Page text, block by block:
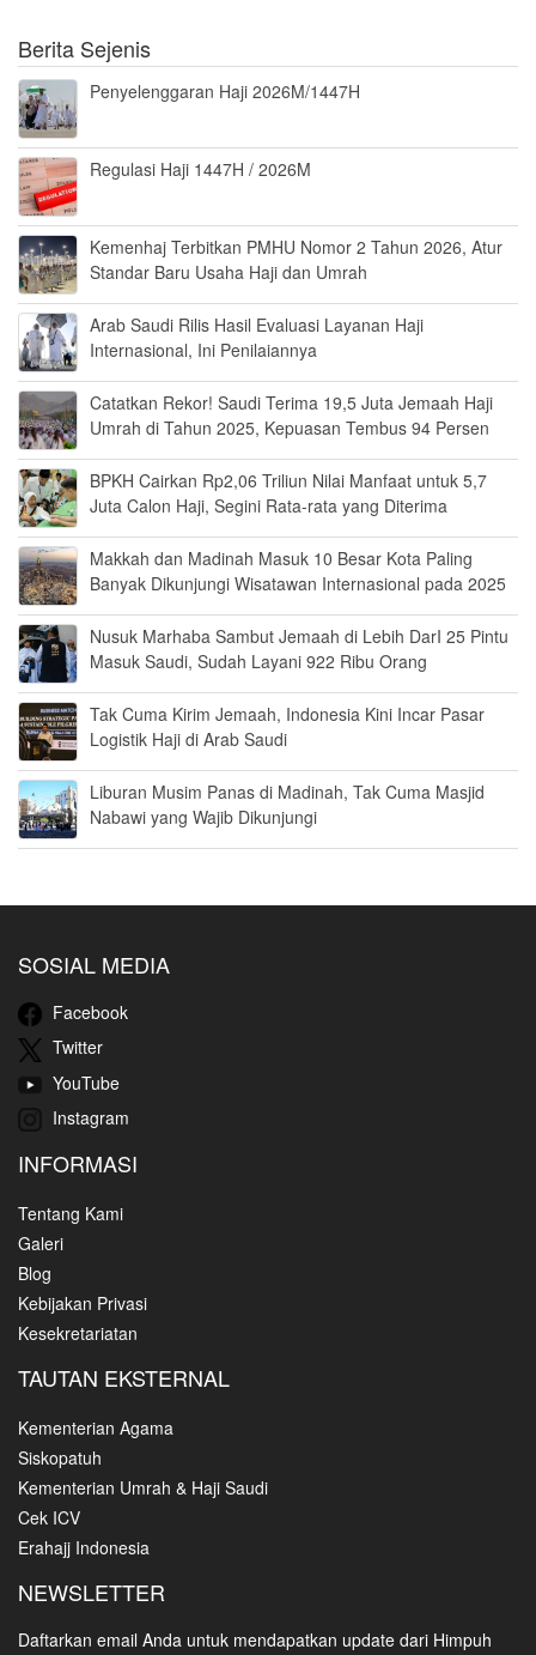
Berita Sejenis
Penyelenggaran Haji 2026M/1447H
Regulasi Haji 1447H / 2026M
Kemenhaj Terbitkan PMHU Nomor 2 Tahun 2026, Atur
Standar Baru Usaha Haji dan Umrah
Arab Saudi Rilis Hasil Evaluasi Layanan Haji
Internasional, Ini Penilaiannya
Catatkan Rekor! Saudi Terima 19,5 Juta Jemaah Haji
Umrah di Tahun 2025, Kepuasan Tembus 94 Persen
BPKH Cairkan Rp2,06 Triliun Nilai Manfaat untuk 5,7
Juta Calon Haji, Segini Rata-rata yang Diterima
Makkah dan Madinah Masuk 10 Besar Kota Paling
Banyak Dikunjungi Wisatawan Internasional pada 2025
Nusuk Marhaba Sambut Jemaah di Lebih DarI 25 Pintu
Masuk Saudi, Sudah Layani 922 Ribu Orang
Tak Cuma Kirim Jemaah, Indonesia Kini Incar Pasar
Logistik Haji di Arab Saudi
Liburan Musim Panas di Madinah, Tak Cuma Masjid
Nabawi yang Wajib Dikunjungi
SOSIAL MEDIA
Facebook
Twitter
YouTube
Instagram
INFORMASI
Tentang Kami
Galeri
Blog
Kebijakan Privasi
Kesekretariatan
TAUTAN EKSTERNAL
Kementerian Agama
Siskopatuh
Kementerian Umrah & Haji Saudi
Cek ICV
Erahajj Indonesia
NEWSLETTER
Daftarkan email Anda untuk mendapatkan update dari Himpuh